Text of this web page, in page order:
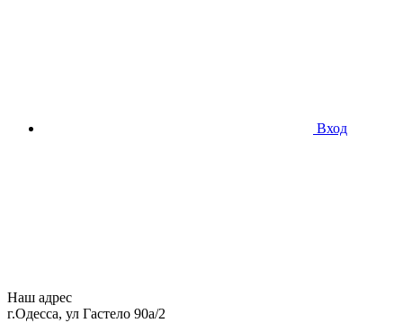
Вход
Наш адрес
г.Одесса, ул Гастело 90а/2